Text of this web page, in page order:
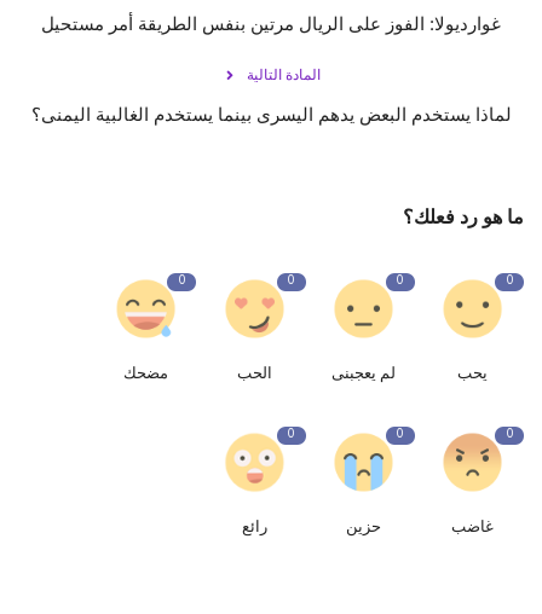
غوارديولا: الفوز على الريال مرتين بنفس الطريقة أمر مستحيل
المادة التالية
لماذا يستخدم البعض يدهم اليسرى بينما يستخدم الغالبية اليمنى؟
ما هو رد فعلك؟
0
يحب
0
لم يعجبنى
0
الحب
0
مضحك
0
غاضب
0
حزين
0
رائع